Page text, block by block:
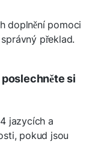
doplnění pomoci
překlad.
si
jazycích a
pokud jsou